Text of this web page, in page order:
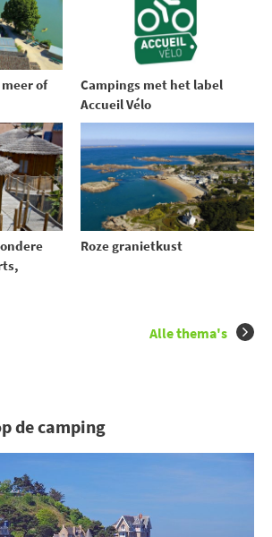
of
Campings met het label
Accueil Vélo
Roze granietkust
Alle thema's
de camping